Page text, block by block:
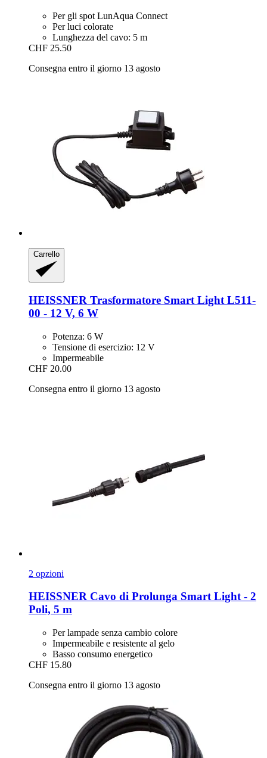
Per gli spot LunAqua Connect
Per luci colorate
Lunghezza del cavo: 5 m
CHF 25.50
Consegna entro il giorno 13 agosto
Carrello
HEISSNER Trasformatore Smart Light L511-​
00 -​ 12 V, 6 W
Potenza: 6 W
Tensione di esercizio: 12 V
Impermeabile
CHF 20.00
Consegna entro il giorno 13 agosto
2 opzioni
HEISSNER Cavo di Prolunga Smart Light -​ 2
Poli, 5 m
Per lampade senza cambio colore
Impermeabile e resistente al gelo
Basso consumo energetico
CHF 15.80
Consegna entro il giorno 13 agosto